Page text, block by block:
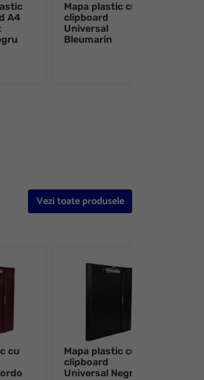
A4
Mapa plastic cu
clipboard
Universal
Bleumarin
Vezi toate produsele
cu
Mapa plastic cu
clipboard
Universal Negru